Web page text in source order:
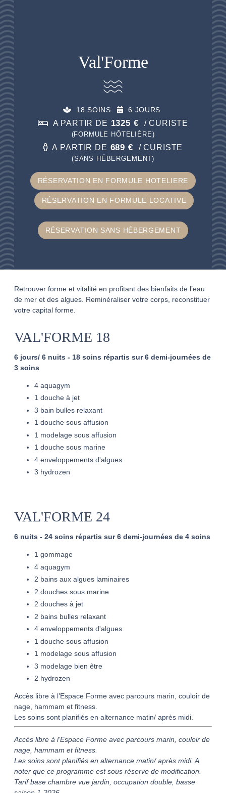
Val'Forme
18 SOINS 6 JOURS
A PARTIR DE 1325 € / CURISTE
(FORMULE HÔTELIÈRE)
A PARTIR DE 689 € / CURISTE
(SANS HÉBERGEMENT)
RÉSERVATION EN FORMULE HOTELIERE
RÉSERVATION EN FORMULE LOCATIVE
RÉSERVATION SANS HÉBERGEMENT
Retrouver forme et vitalité en profitant des bienfaits de l’eau
de mer et des algues. Reminéraliser votre corps, reconstituer
votre capital forme.
VAL'FORME 18
6 jours/ 6 nuits - 18 soins répartis sur 6 demi-journées de
3 soins
4 aquagym
1 douche à jet
3 bain bulles relaxant
1 douche sous affusion
1 modelage sous affusion
1 douche sous marine
4 enveloppements d'algues
3 hydrozen
VAL'FORME 24
6 nuits - 24 soins répartis sur 6 demi-journées de 4 soins
1 gommage
4 aquagym
2 bains aux algues laminaires
2 douches sous marine
2 douches à jet
2 bains bulles relaxant
4 enveloppements d'algues
1 douche sous affusion
1 modelage sous affusion
3 modelage bien être
2 hydrozen
Accès libre à l’Espace Forme avec parcours marin, couloir de
nage, hammam et fitness.
Les soins sont planifiés en alternance matin/ après midi.
Accès libre à l’Espace Forme avec parcours marin, couloir de
nage, hammam et fitness.
Les soins sont planifiés en alternance matin/ après midi. A
noter que ce programme est sous réserve de modification.
Tarif base chambre vue jardin, occupation double, basse